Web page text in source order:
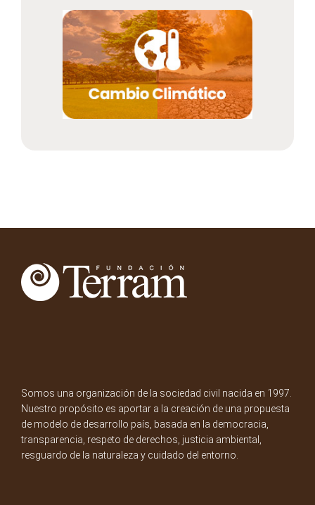
Somos una organización de la sociedad civil nacida en 1997.
Nuestro propósito es aportar a la creación de una propuesta
de modelo de desarrollo país, basada en la democracia,
transparencia, respeto de derechos, justicia ambiental,
resguardo de la naturaleza y cuidado del entorno.